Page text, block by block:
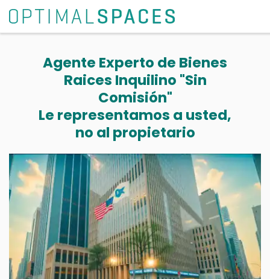
Agente Experto de Bienes
Raices Inquilino "Sin
Comisión"
Le representamos a usted,
no al propietario